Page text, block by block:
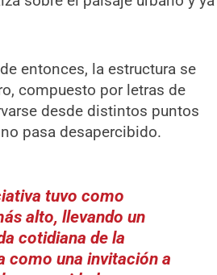
entonces, la estructura se
compuesto por letras de
desde distintos puntos
pasa desapercibido.
tuvo como
alto, llevando un
cotidiana de la
como una invitación a